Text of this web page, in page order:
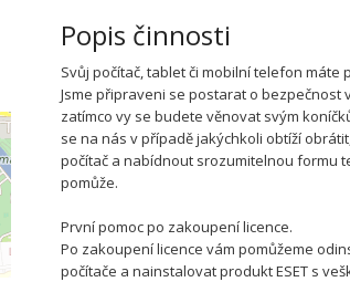
Popis činnosti
Svůj počítač, tablet či mobilní telefon
Jsme připraveni se postarat o bezpečnost
zatímco vy se budete věnovat svým
se na nás v případě jakýchkoli obtíží
počítač a nabídnout srozumitelnou formu
pomůže.
První pomoc po zakoupení licence.
Po zakoupení licence vám pomůžeme
počítače a nainstalovat produkt ESET s